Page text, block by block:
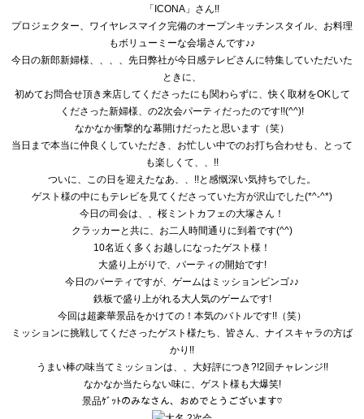
「ICONA」さん!!
プロジェクター、 ワイヤレスマイク完備のオープンキッチンスタイル、 お料理
もボリューミーな会場さんです♪♪
今日の新郎新婦様、、、、 先日弊社が今日感テレビさんに特集していただいた
ときに、
初めてお問合せ頂き来店してくださったにも関わらずに、快く取材をOKして
くださった新婦様、 の2次会パーティだったのです!!(^^)!
なかなか衝撃的な幕開けだったと思います（笑）
当日まで本当に仲良くしていただき、 お忙しい中でのお打ち合わせも、とって
も楽しくて、、!!
ついに、この日を迎えたなあ、、!!と感慨深い気持ちでした。
ゲスト様の中にもテレビを見てくださっていた方が沢山でした(*^-^*)
今日の司会は、、桜ミントカフェの大塚さん！
クラッカーと共に、お二人時間通りに到着です(^^)
10名近く多くお越しになったゲスト様！
大盛り上がりで、パーティの開始です!
今日のパーティですが、ゲームはミッションビンゴ♪♪
鉄板で盛り上がれる大人気のゲームです!
今回は超豪華景品をかけての！本気のバトルです!!（笑）
ミッションに挑戦してくださったゲスト様たち、皆さん、 ナイスキャラの方ば
かり!!
うまい棒の味当てミッションは、、大好評につき?!2回チャレンジ!!
なかなか当たらない味に、ゲスト様も大爆笑!
景品ｹﾞｯﾄのみなさん、おめでとうございます♡